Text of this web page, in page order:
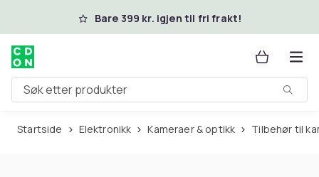
Hopp til hovedinnholdBare 399 kr. igjen til fri frakt!
Søk etter produkter
Startside Elektronikk Kameraer & optikk Tilbehør til